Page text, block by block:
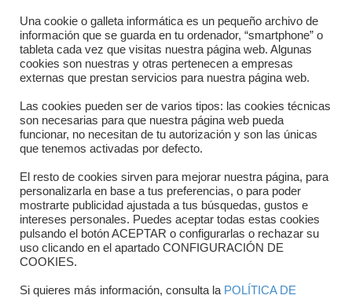
Directorio departamentos
Horario
Formulario de contacto
Copyright © 2025 FTCV
Una cookie o galleta informática es un pequeño archivo de
información que se guarda en tu ordenador, “smartphone” o
tableta cada vez que visitas nuestra página web. Algunas
cookies son nuestras y otras pertenecen a empresas
externas que prestan servicios para nuestra página web.
Las cookies pueden ser de varios tipos: las cookies técnicas
son necesarias para que nuestra página web pueda
funcionar, no necesitan de tu autorización y son las únicas
que tenemos activadas por defecto.
El resto de cookies sirven para mejorar nuestra página, para
personalizarla en base a tus preferencias, o para poder
mostrarte publicidad ajustada a tus búsquedas, gustos e
intereses personales. Puedes aceptar todas estas cookies
pulsando el botón ACEPTAR o configurarlas o rechazar su
uso clicando en el apartado CONFIGURACIÓN DE
COOKIES.
Si quieres más información, consulta la POLÍTICA DE